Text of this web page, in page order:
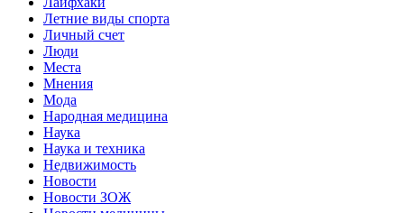
Летние виды спорта
Личный счет
Люди
Места
Мнения
Мода
Народная медицина
Наука
Наука и техника
Недвижимость
Новости
Новости ЗОЖ